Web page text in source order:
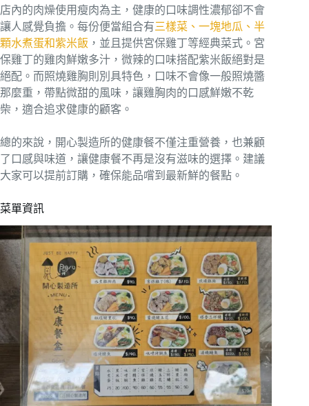
店內的肉燥使用瘦肉為主，健康的口味調性濃郁卻不會
讓人感覺負擔。每份便當組合有三樣菜、一塊地瓜、半
顆水煮蛋和紫米飯 ，並且提供宮保雞丁等經典菜式。宮
保雞丁的雞肉鮮嫩多汁，微辣的口味搭配紫米飯絕對是
絕配。而照燒雞胸則別具特色，口味不會像一般照燒醬
那麼重，帶點微甜的風味，讓雞胸肉的口感鮮嫩不乾
柴，適合追求健康的顧客。
總的來說，開心製造所的健康餐不僅注重營養，也兼顧
了口感與味道，讓健康餐不再是沒有滋味的選擇。建議
大家可以提前訂購，確保能品嚐到最新鮮的餐點。
菜單資訊